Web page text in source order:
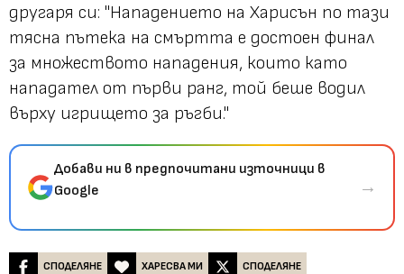
другаря си: "Нападението на Харисън по тази
тясна пътека на смъртта е достоен финал
за множеството нападения, които като
нападател от първи ранг, той беше водил
върху игрището за ръгби."
Добави ни в предпочитани източници в
Google
→
СПОДЕЛЯНЕ ХАРЕСВА МИ СПОДЕЛЯНЕ